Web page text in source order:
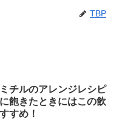
TBP
チルのアレンジレシピ
飽きたときにはこの飲
すめ！